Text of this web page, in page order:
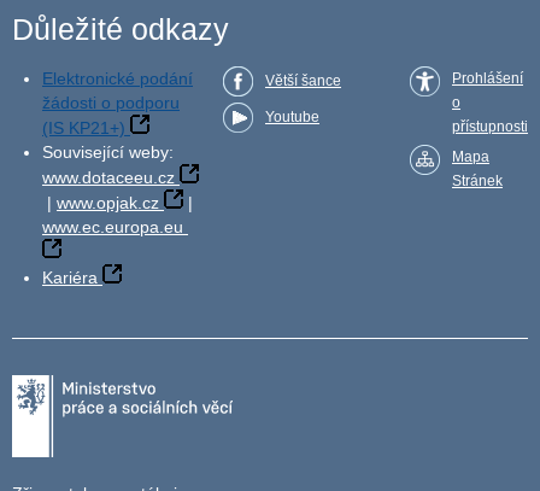
Důležité odkazy
Elektronické podání
žádosti o podporu
(IS KP21+)
Související weby:
www.dotaceeu.cz
| www.opjak.cz
|
www.ec.europa.eu
Kariéra
Větší šance
Youtube
Prohlášení
o
přístupnosti
Mapa
Stránek